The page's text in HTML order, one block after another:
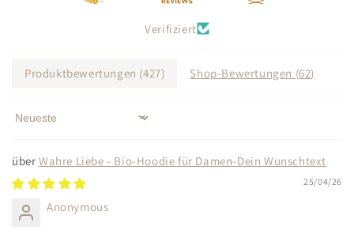
Verifiziert
Produktbewertungen (427) Shop-Bewertungen (62)
Sort by
Wahre Liebe - Bio-Hoodie für Damen-Dein Wunschtext
25/04/26
Anonymous